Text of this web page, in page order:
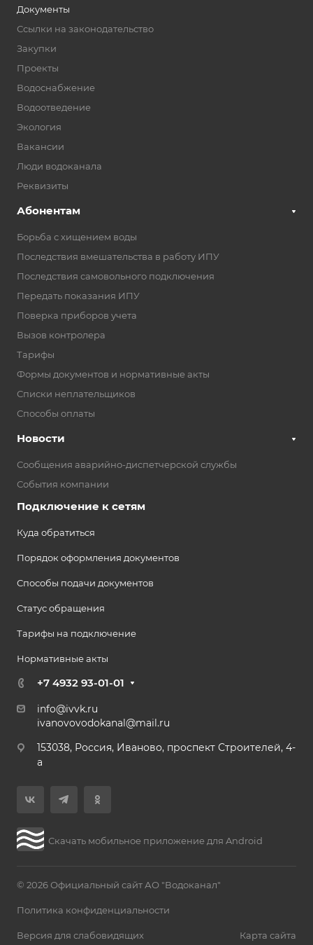
Документы
Ссылки на законодательство
Закупки
Проекты
Водоснабжение
Водоотведение
Экология
Вакансии
Люди водоканала
Реквизиты
Абонентам
Борьба с хищением воды
Последствия вмешательства в работу ИПУ
Последствия самовольного подключения
Передать показания ИПУ
Поверка приборов учета
Вызов контролера
Тарифы
Формы документов и нормативные акты
Списки неплательщиков
Способы оплаты
Новости
Сообщения аварийно-диспетчерской службы
События компании
Подключение к сетям
Куда обратиться
Порядок оформления документов
Способы подачи документов
Статус обращения
Тарифы на подключение
Нормативные акты
+7 4932 93-01-01
info@ivvk.ru
ivanovovodokanal@mail.ru
153038, Россия, Иваново, проспект Строителей, 4-
а
Скачать мобильное приложение для Android
© 2026 Официальный сайт АО "Водоканал"
Политика конфиденциальности
Версия для слабовидящих Карта сайта